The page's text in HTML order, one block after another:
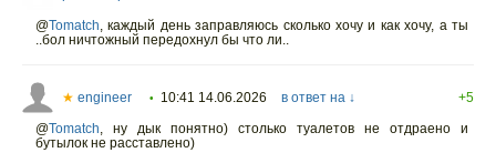
@Tomatch каждый день заправляюсь сколько хочу и как хочу, а ты
..бол ничтожный передохнул бы что ли..
★ engineer • 10:41 14.06.2026 в ответ на ↓
+5
@Tomatch
ну дык понятно) столько туалетов не отдраено и
бутылок не расставлено)